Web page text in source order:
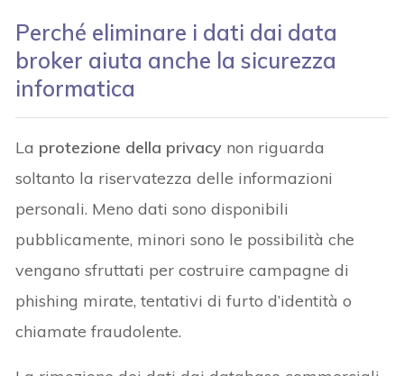
Perché eliminare i dati dai data
broker aiuta anche la sicurezza
informatica
La protezione della privacy non riguarda
soltanto la riservatezza delle informazioni
personali. Meno dati sono disponibili
pubblicamente, minori sono le possibilità che
vengano sfruttati per costruire campagne di
phishing mirate, tentativi di furto d’identità o
chiamate fraudolente.